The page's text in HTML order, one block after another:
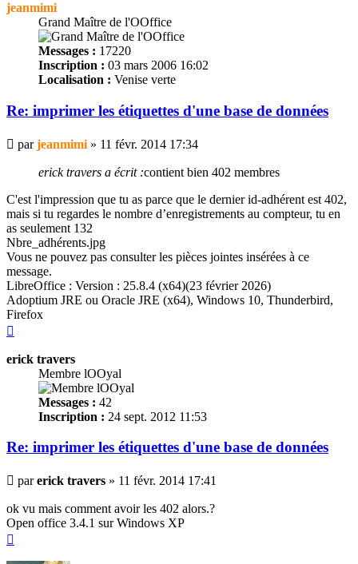
jeanmimi
Grand Maître de l'OOffice
Messages : 17220
Inscription : 03 mars 2006 16:02
Localisation : Venise verte
Re: imprimer les étiquettes d'une base de données
Message
parjeanmimi » 11 févr. 2014 17:34
erick travers a écrit :contient bien 402 membres
C'est l'impression que tu as parce que le dernier id-adhérent est 402,
mais si tu regardes le nombre d’enregistrements au compteur, tu en
as seulement 132
Nbre_adhérents.jpg
Vous ne pouvez pas consulter les pièces jointes insérées à ce
message.
LibreOffice : Version : 25.8.4 (x64)(23 février 2026)
Adoptium JRE ou Oracle JRE (x64), Windows 10, Thunderbird,
Firefox
erick travers
Membre lOOyal
Messages : 42
Inscription : 24 sept. 2012 11:53
Re: imprimer les étiquettes d'une base de données
Message
parerick travers » 11 févr. 2014 17:41
ok vu mais comment avoir les 402 alors.?
Open office 3.4.1 sur Windows XP